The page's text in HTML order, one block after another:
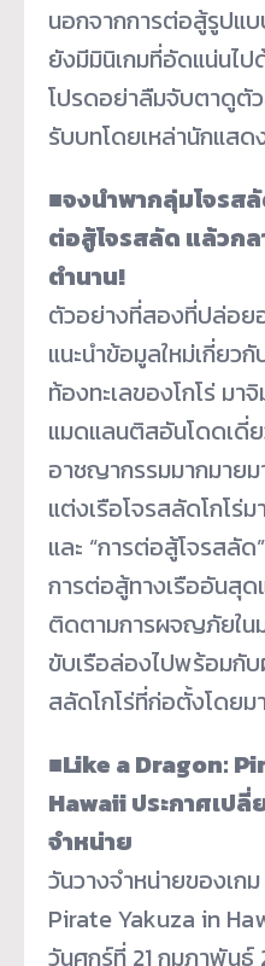
นอกจากการต่อสู้รูปแ
ยังมีมินิเกมที่อัดแน่นไ
โปรดอย่าลืมจับตาดูตั
รับบทโดยเหล่านักแสด
■จงนำพากลุ่มโจรส
ต่อสู้โจรสลัด แล้วก
ตำนาน!
ตัวอย่างที่สองที่ปล่อย
แนะนำข้อมูลใหม่เกี่ยว
ท้องทะเลของโกโร่ มา
แมดแลนติสอันโดดเดี่
อาชญากรรมมากมาย
แต่งเรือโจรสลัดโกโร่
และ “การต่อสู้โจรสลั
การต่อสู้ทางเรืออันสุ
ติดตามการผจญภัยใน
ขับเรือล่องไปพร้อมกั
สลัดโกโร่ที่ก่อตั้งโดยม
■Like a Dragon:
Hawaii ประกาศเป
จำหน่าย
วันวางจำหน่ายของเก
Pirate Yakuza in
วันศุกร์ที่ 21 กุมภาพันธ์